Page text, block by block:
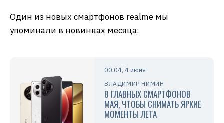
Один из новых смартфонов realme мы
упоминали в новинках месяца:
00:04, 4 июня
ВЛАДИМИР НИМИН
8 ГЛАВНЫХ СМАРТФОНОВ
МАЯ, ЧТОБЫ СНИМАТЬ ЯРКИЕ
МОМЕНТЫ ЛЕТА